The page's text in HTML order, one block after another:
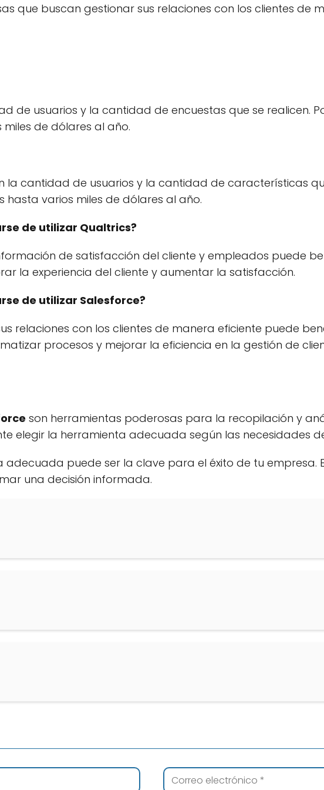
que buscan gestionar sus relaciones con los clientes de
de usuarios y la cantidad de encuestas que se realicen.
de dólares al año.
la cantidad de usuarios y la cantidad de características
varios miles de dólares al año.
de utilizar Qualtrics?
de satisfacción del cliente y empleados puede
la experiencia del cliente y aumentar la satisfacción.
de utilizar Salesforce?
relaciones con los clientes de manera eficiente puede
procesos y mejorar la eficiencia en la gestión de
son herramientas poderosas para la recopilación y
elegir la herramienta adecuada según las necesidades
puede ser la clave para el éxito de tu empresa.
una decisión informada.